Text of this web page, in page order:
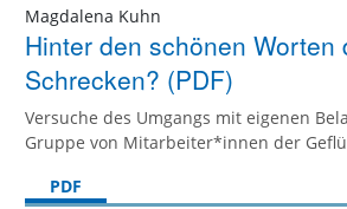
Magdalena Kuhn
Hinter den schönen Worten
Schrecken? (PDF)
Versuche des Umgangs mit eigenen
Gruppe von Mitarbeiter*innen der
PDF